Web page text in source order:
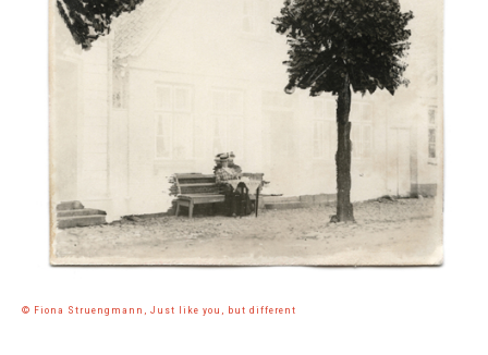
© Fiona Struengmann, Just like you, but different